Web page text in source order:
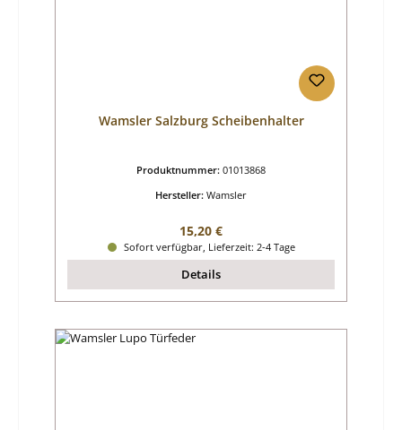
Wamsler Salzburg Scheibenhalter
Produktnummer: 01013868
Hersteller: Wamsler
Regulärer Preis:
15,20 €
Sofort verfügbar, Lieferzeit: 2-4 Tage
Details